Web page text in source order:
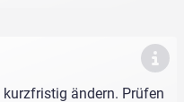
ändern. Prüfen